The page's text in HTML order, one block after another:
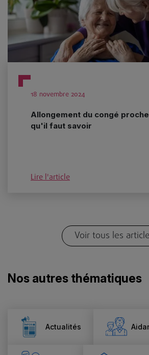
18 novembre 2024
Allongement du congé
qu'il faut savoir
Lire l'article
Voir tous les
Nos autres thématiques
Actualités